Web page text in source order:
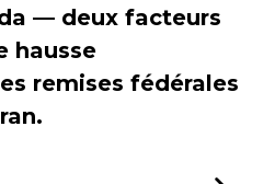
— deux facteurs
hausse
remises fédérales